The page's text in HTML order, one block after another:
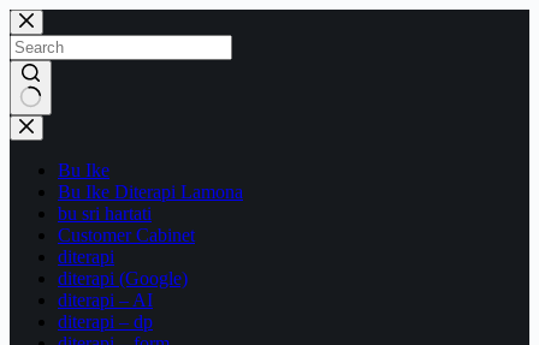
Skip
to
content
No
results
Bu Ike
Bu Ike Diterapi Lamona
bu sri hartati
Customer Cabinet
diterapi
diterapi (Google)
diterapi – AI
diterapi – dp